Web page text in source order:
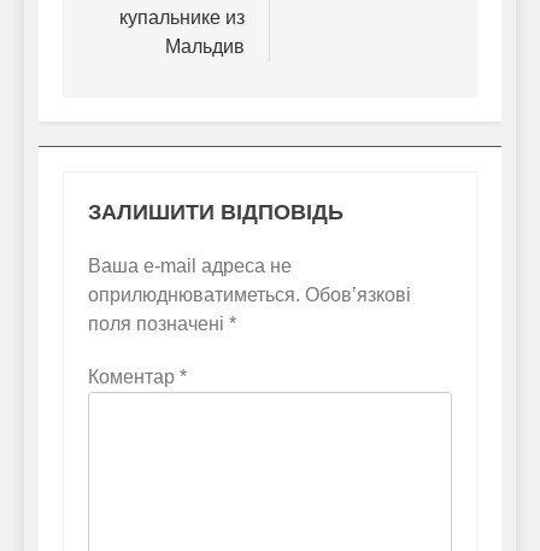
купальнике из
Мальдив
ЗАЛИШИТИ ВІДПОВІДЬ
Ваша e-mail адреса не
оприлюднюватиметься. Обов’язкові
поля позначені *
Коментар *